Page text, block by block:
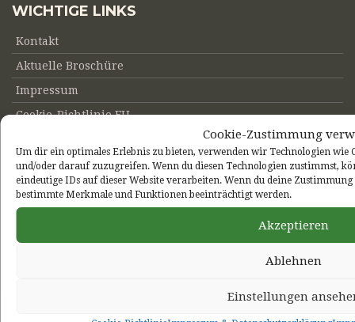
Cookie-Zustimmung
Um dir ein optimales Erlebnis zu bieten, verwenden wir Technologien wie
und/oder darauf zuzugreifen. Wenn du diesen Technologien zustimmst,
eindeutige IDs auf dieser Website verarbeiten. Wenn du deine
bestimmte Merkmale und Funktionen beeinträchtigt werden.
Akzeptieren
Ablehnen
Einstellungen
WICHTIGE LINKS
Kontakt
Aktuelle Broschüre
Impressum
Cookie-Richtlinie EU
Hangard.de, 2022